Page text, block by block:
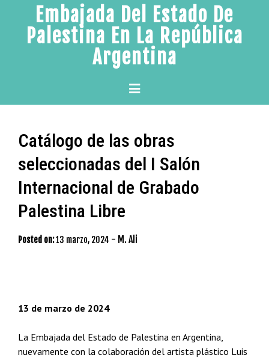
content
Embajada Del Estado De
Palestina En La República
Argentina
Primary
Menu
Catálogo de las obras
seleccionadas del I Salón
Internacional de Grabado
Palestina Libre
Posted on:13 marzo, 2024 - M. Ali
13 de marzo de 2024
La Embajada del Estado de Palestina en Argentina,
nuevamente con la colaboración del artista plástico Luis